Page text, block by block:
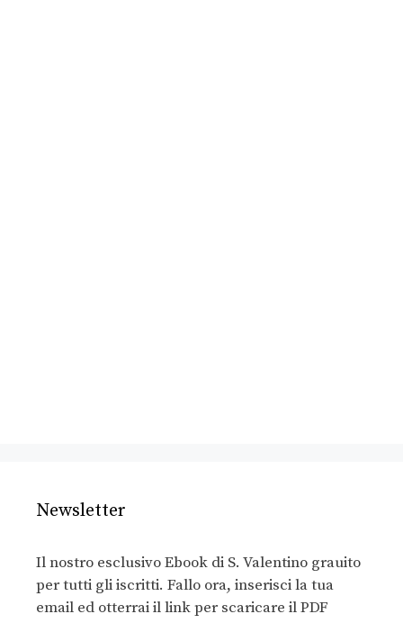
Newsletter
Il nostro esclusivo Ebook di S. Valentino grauito
per tutti gli iscritti. Fallo ora, inserisci la tua
email ed otterrai il link per scaricare il PDF